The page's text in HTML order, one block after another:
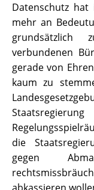
Datenschutz
mehr an
verbundenen
gerade von
kaum zu
die
gegen